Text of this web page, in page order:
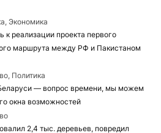
Экономика
к реализации проекта первого
маршрута между РФ и Пакистаном
Политика
— вопрос времени, мы можем
окна возможностей
2,4 тыс. деревьев, повредил